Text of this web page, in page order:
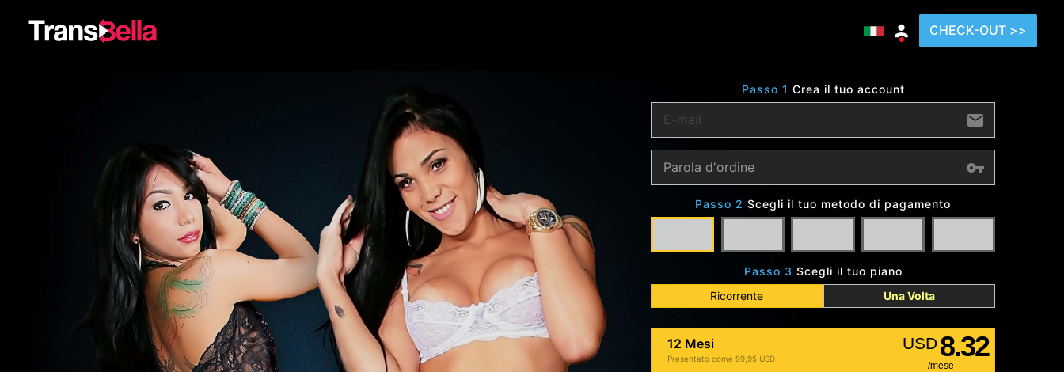
CHECK-OUT >>
Passo 1 Crea il tuo account
Passo 2 Scegli il tuo metodo di pagamento
Passo 3 Scegli il tuo piano
Ricorrente
Una Volta
12 Mesi
Presentato come 99,95 USD
USD8.32
/mese